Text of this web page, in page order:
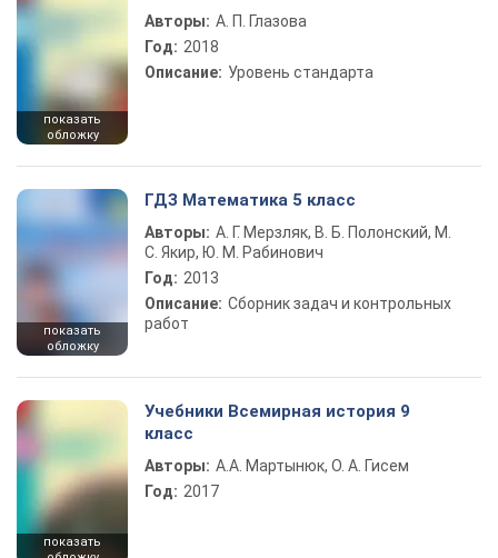
показать
обложку
Авторы: А. П. Глазова
Год: 2018
Описание: Уровень стандарта
показать
обложку
ГДЗ Математика 5 класс
Авторы: А. Г. Мерзляк, В. Б. Полонский, М.
С. Якир, Ю. М. Рабинович
Год: 2013
Описание: Сборник задач и контрольных
работ
показать
Учебники Всемирная история 9
класс
Авторы: А.А. Мартынюк, О. А. Гисем
Год: 2017